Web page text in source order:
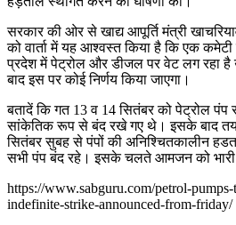
सरकार की ओर से खाद्य आपूर्ति मंत्री
को वार्ता में यह आश्वस्त किया है कि एक
प्रदेश में पेट्रोल और डीजल पर वेट लग रहा
बाद इस पर कोई निर्णय किया जाएगा।
बतादें कि गत 13 व 14 सितंबर को पेट्रोल
सांकेतिक रूप से बंद रखे गए थे। इसके बाद
सितंबर सुबह से पंपों की अनिश्चितकालीन
सभी पंप बंद रहे। इसके चलते आमजन को भारी
https://www.sabguru.com/petrol-
indefinite-strike-announced-from-friday/